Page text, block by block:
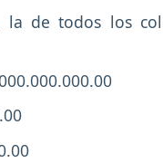
de todos los